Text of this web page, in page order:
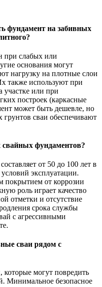
фундамент на забивных
при слабых или
основания могут
нагрузку на плотные слои
также используют при
участке или при
построек (каркасные
может быть дешевле, но
сваи обеспечивают
фундаментов?
от 50 до 100 лет в
эксплуатации.
покрытием от коррозии
роль играет качество
отметки и отсутствие
срока службы
с агрессивными
сваи рядом с
которые могут повредить
Минимальное безопасное